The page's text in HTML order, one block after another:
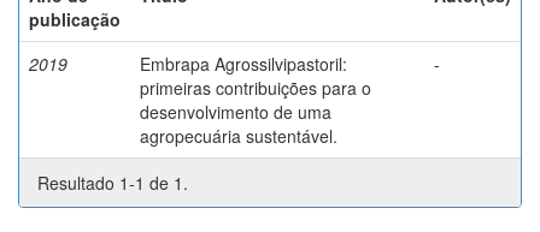
publicação
2019
Embrapa Agrossilvipastoril:
primeiras contribuições para o
desenvolvimento de uma
agropecuária sustentável.
-
Resultado 1-1 de 1.